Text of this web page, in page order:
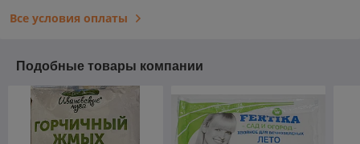
Все условия оплаты
Подобные товары компании